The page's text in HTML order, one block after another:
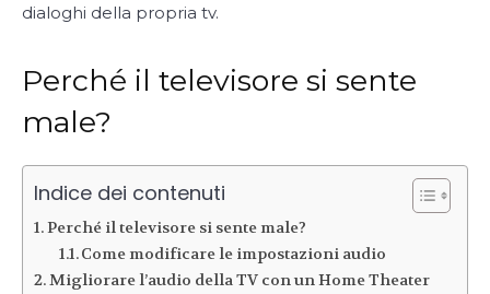
dialoghi della propria tv.
Perché il televisore si sente
male?
Indice dei contenuti
Perché il televisore si sente male?
Come modificare le impostazioni audio
Migliorare l’audio della TV con un Home Theater